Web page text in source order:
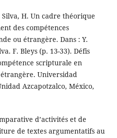
Silva, H. Un cadre théorique
des compétences
ou étrangère. Dans : Y.
F. Bleys (p. 13-33). Défis
scripturale en
Universidad
Azcapotzalco, México,
d’activités et de
de textes argumentatifs au